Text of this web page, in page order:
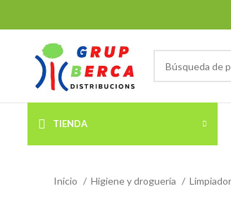
TIENDA
Inicio Higiene y droguería